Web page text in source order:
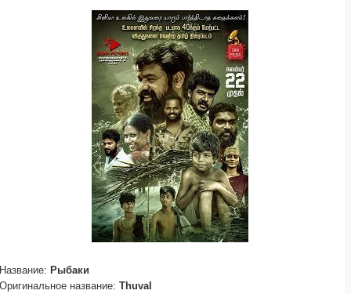
Название: Рыбаки
Оригинальное название: Thuval